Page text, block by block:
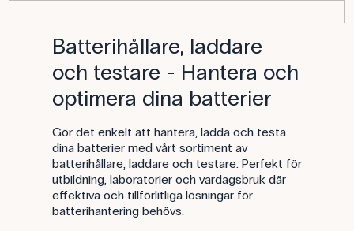
Batterihållare, laddare
och testare - Hantera och
optimera dina batterier
Gör det enkelt att hantera, ladda och testa
dina batterier med vårt sortiment av
batterihållare, laddare och testare. Perfekt för
utbildning, laboratorier och vardagsbruk där
effektiva och tillförlitliga lösningar för
batterihantering behövs.